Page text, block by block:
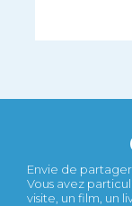
Envie de
Vous avez
visite, un film, un